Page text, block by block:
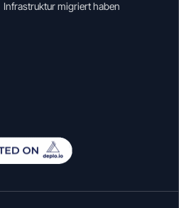
Infrastruktur migriert haben